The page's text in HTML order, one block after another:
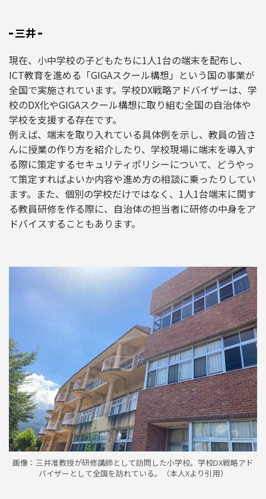
三井
現在、小中学校の子どもたちに1人1台の端末を配布し、
ICT教育を進める「GIGAスクール構想」という国の事業が
全国で実施されています。学校DX戦略アドバイザーは、学
校のDX化やGIGAスクール構想に取り組む全国の自治体や
学校を支援する存在です。
例えば、端末を取り入れている具体例を示し、教員の皆さ
んに授業の作り方を紹介したり、学校現場に端末を導入す
る際に策定するセキュリティポリシーについて、どうやっ
て策定すればよいか内容や進め方の相談に乗ったりしてい
ます。また、個別の学校だけではなく、1人1台端末に関す
る教員研修を作る際に、自治体の担当者に研修の中身をア
ドバイスすることもあります。
画像：三井准教授が研修講師として訪問した小学校。学校DX戦略アド
バイザーとして全国を訪れている。（本人Xより引用）